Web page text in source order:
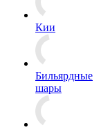
Кии
Бильярдные
шары